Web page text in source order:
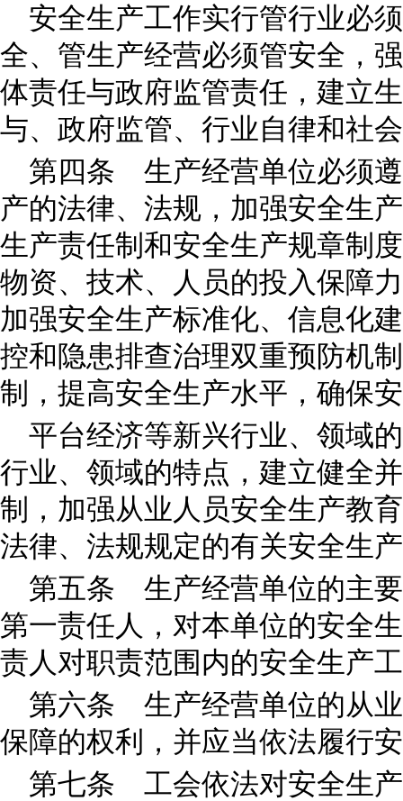
安全生产工作实行管行业必
全、管生产经营必须管安全，
体责任与政府监管责任，建立
与、政府监管、行业自律和社
第四条 生产经营单位必须
产的法律、法规，加强安全生
生产责任制和安全生产规章制
物资、技术、人员的投入保障
加强安全生产标准化、信息化
控和隐患排查治理双重预防机
制，提高安全生产水平，确保
平台经济等新兴行业、领域
行业、领域的特点，建立健全
制，加强从业人员安全生产教
法律、法规规定的有关安全生
第五条 生产经营单位的主
第一责任人，对本单位的安全
责人对职责范围内的安全生产
第六条 生产经营单位的从
保障的权利，并应当依法履行
第七条 工会依法对安全生